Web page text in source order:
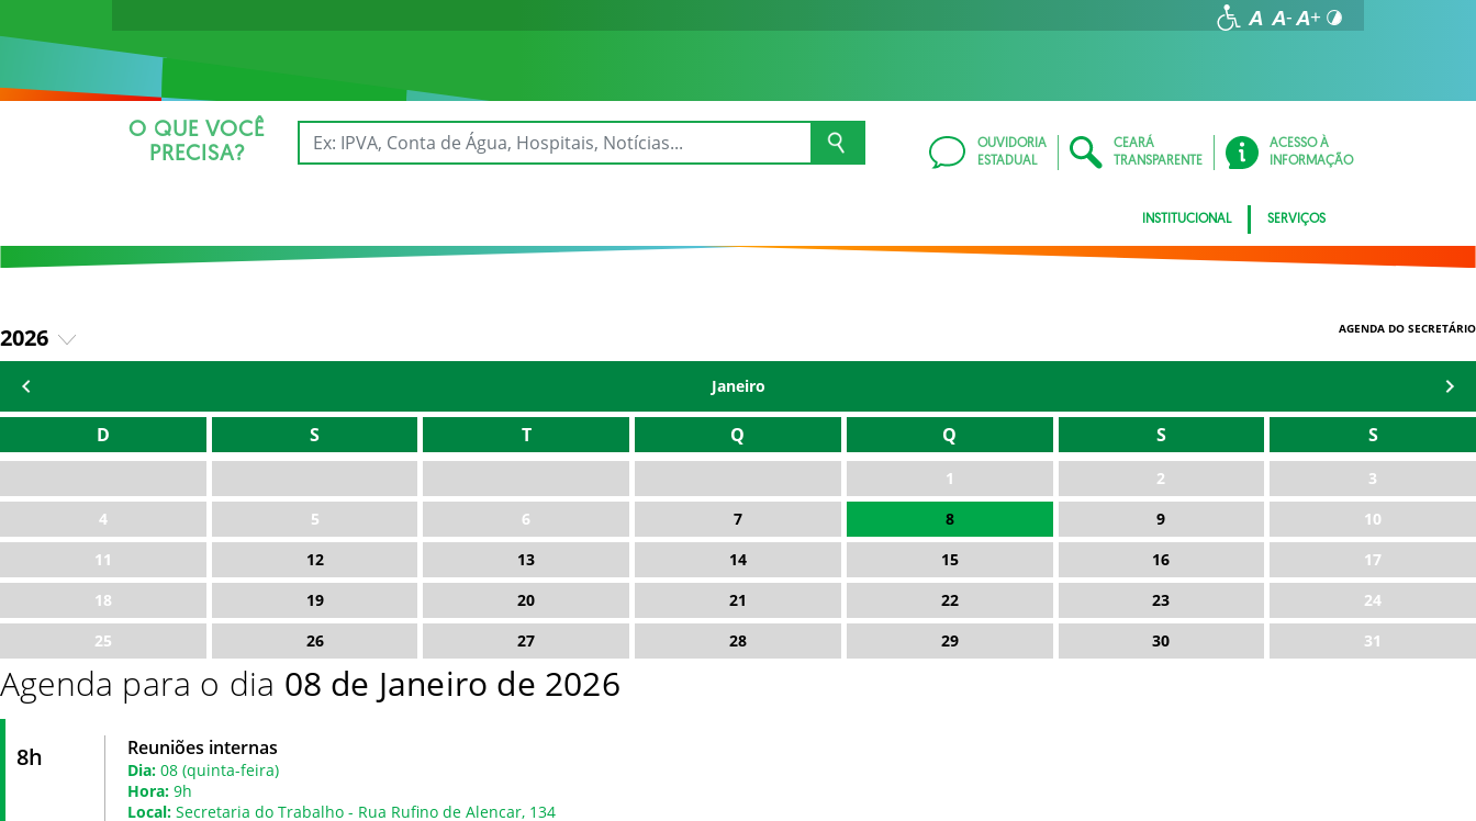
O QUE VOCÊ
PRECISA?
OUVIDORIA
ESTADUAL
CEARÁ
TRANSPARENTE
ACESSO À
INFORMAÇÃO
INSTITUCIONAL SERVIÇOS
2026
2025
AGENDA DO SECRETÁRIO
Janeiro
D S T Q Q S S
1 2
3
4
5 6 7 8 9
10
11
12 13 14 15 16
17
18
19 20 21 22 23
24
25
26 27 28 29 30 31
Agenda para o dia 08 de Janeiro de 2026
8h Reuniões internas
Dia: 08 (quinta-feira)
Hora: 9h
Local: Secretaria do Trabalho - Rua Rufino de Alencar, 134